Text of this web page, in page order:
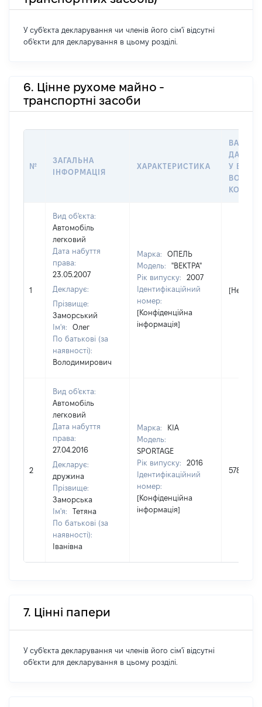
У суб'єкта декларування чи членів його сім'ї відсутні
об'єкти для декларування в цьому розділі.
6. Цінне рухоме майно -
транспортні засоби
№
ЗАГАЛЬНА
ІНФОРМАЦІЯ
ХАРАКТЕРИСТИКА
ДАТУ
У
1
Вид об'єкта:
Автомобіль
легковий
Дата набуття
права:
23.05.2007
Декларує:
Прізвище:
Заморський
Ім'я:
Олег
По батькові (за
наявності):
Володимирович
Марка:
ОПЕЛЬ
Модель:
"ВЕКТРА"
Рік випуску:
2007
Ідентифікаційний
номер:
[Конфіденційна
інформація]
[Не
2
Вид об'єкта:
Автомобіль
легковий
Дата набуття
права:
27.04.2016
Декларує:
дружина
Прізвище:
Заморська
Ім'я:
Тетяна
По батькові (за
наявності):
Іванівна
Марка:
KIA
Модель:
SPORTAGE
Рік випуску:
2016
Ідентифікаційний
номер:
[Конфіденційна
інформація]
578380
7. Цінні папери
У суб'єкта декларування чи членів його сім'ї відсутні
об'єкти для декларування в цьому розділі.